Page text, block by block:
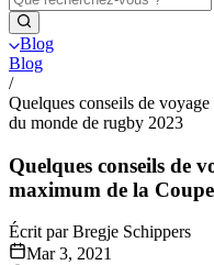
Blog
Blog
/
Quelques conseils de
du monde de rugby 2023
Quelques conseils de
maximum de la
Écrit par Bregje Schippers
Mar 3, 2021